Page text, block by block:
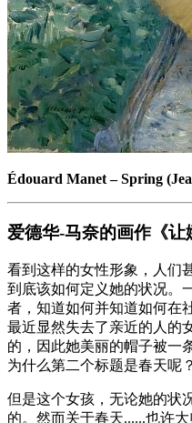
Édouard Manet–Spring
爱德华-马奈的画作《
看到这样的女性形象，人们
到底该如何定义她的状况。
者，知道如何并知道如何在
最近显然失去了亲近的人的
的，因此她美丽的帽子被一
为什么第二个标题是春天呢
但是这个女孩，无论她的状
的。然而关于春天......也许